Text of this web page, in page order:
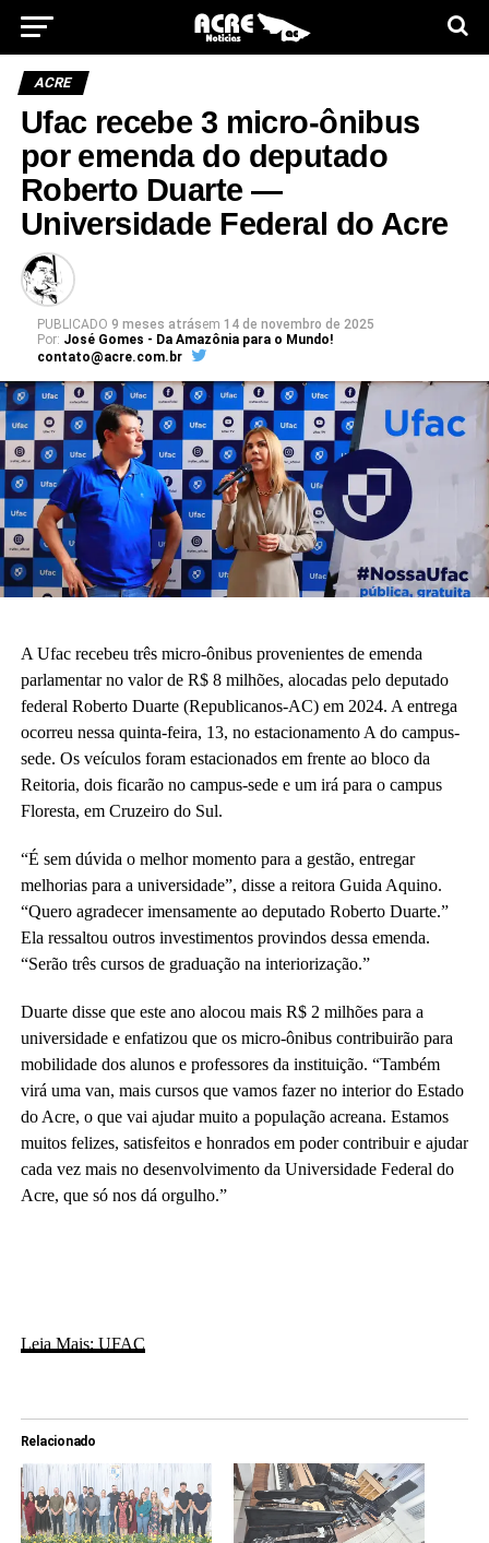
ACRE
Ufac recebe 3 micro-ônibus
por emenda do deputado
Roberto Duarte —
Universidade Federal do Acre
PUBLICADO 9 meses atrásem 14 de novembro de 2025
Por: José Gomes - Da Amazônia para o Mundo!
contato@acre.com.br
A Ufac recebeu três micro-ônibus provenientes de emenda
parlamentar no valor de R$ 8 milhões, alocadas pelo deputado
federal Roberto Duarte (Republicanos-AC) em 2024. A entrega
ocorreu nessa quinta-feira, 13, no estacionamento A do campus-
sede. Os veículos foram estacionados em frente ao bloco da
Reitoria, dois ficarão no campus-sede e um irá para o campus
Floresta, em Cruzeiro do Sul.
“É sem dúvida o melhor momento para a gestão, entregar
melhorias para a universidade”, disse a reitora Guida Aquino.
“Quero agradecer imensamente ao deputado Roberto Duarte.”
Ela ressaltou outros investimentos provindos dessa emenda.
“Serão três cursos de graduação na interiorização.”
Duarte disse que este ano alocou mais R$ 2 milhões para a
universidade e enfatizou que os micro-ônibus contribuirão para
mobilidade dos alunos e professores da instituição. “Também
virá uma van, mais cursos que vamos fazer no interior do Estado
do Acre, o que vai ajudar muito a população acreana. Estamos
muitos felizes, satisfeitos e honrados em poder contribuir e ajudar
cada vez mais no desenvolvimento da Universidade Federal do
Acre, que só nos dá orgulho.”
Leia Mais: UFAC
Relacionado